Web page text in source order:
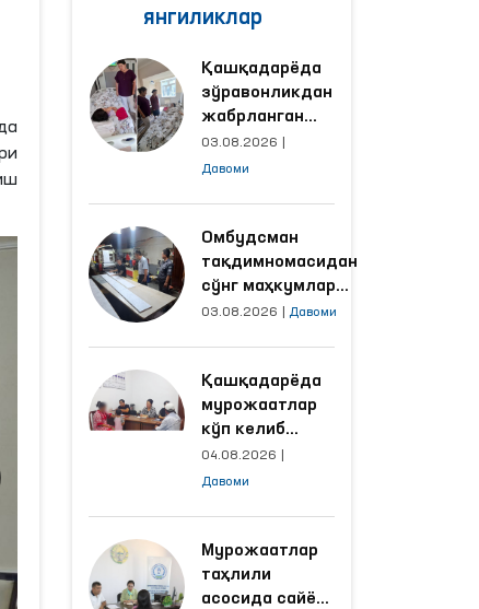
янгиликлар
Қашқадарёда
зўравонликдан
жабрланган
аёлнинг ҳолати
Омбудсман
03.08.2026
Давоми
Омбудсман
тақдимномасидан
сўнг маҳкумлар
меҳнат қилаётган
яхшиланди
03.08.2026 Давоми
Қашқадарёда
мурожаатлар
кўп келиб
тушаётган
ҳудудлар
ишлаш йўлга
қўйилди
04.08.2026
Давоми
Мурожаатлар
таҳлили
асосида сайёр